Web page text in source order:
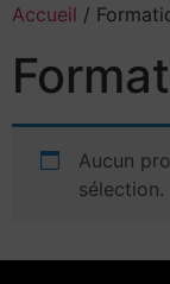
Accueil /
Aucun
sélection.